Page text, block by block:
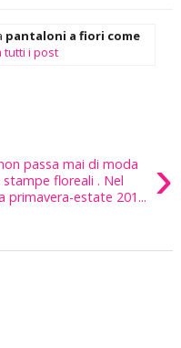
pantaloni a fiori come
tutti i post
›
passa mai di moda
floreali . Nel
estate 201...